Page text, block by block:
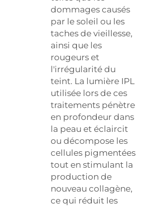
dommages causés
par le soleil ou les
taches de vieillesse,
ainsi que les
rougeurs et
l'irrégularité du
teint. La lumière IPL
utilisée lors de ces
traitements pénètre
en profondeur dans
la peau et éclaircit
ou décompose les
cellules pigmentées
tout en stimulant la
production de
nouveau collagène,
ce qui réduit les